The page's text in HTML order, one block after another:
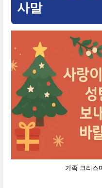
사말
가족 크리스